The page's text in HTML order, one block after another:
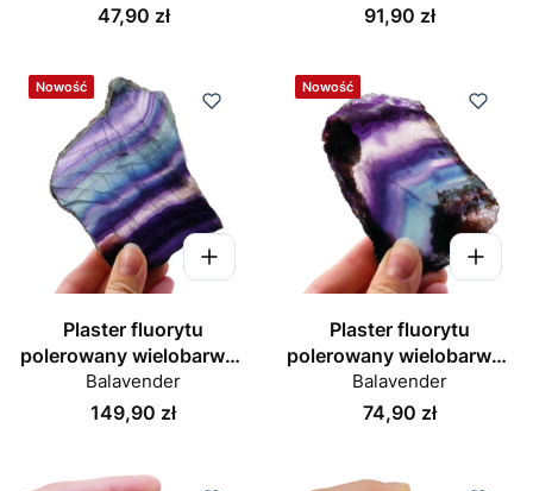
Cena
47,90 zł Cena
91,90 zł
Nowość
Plaster fluorytu
polerowany wielobarwny
nr 02
Balavender
Cena
149,90 zł
Nowość
Plaster fluorytu
polerowany wielobarwny
nr 03
Balavender
Cena
74,90 zł